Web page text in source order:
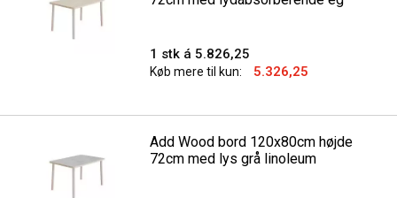
1 stk á 5.826,25
Køb mere til kun: 5.326,25
Add Wood bord 120x80cm højde
72cm med lys grå linoleum